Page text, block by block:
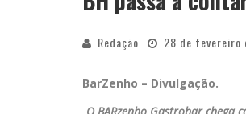
Redação 28 de fevereiro
BarZenho – Divulgação.